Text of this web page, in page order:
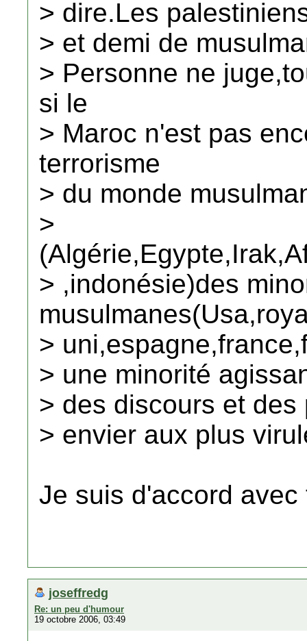
> dire.Les
> et demi de
> Personne ne
si le
> Maroc n'est pas
terrorisme
> du monde
>
> ,indonésie)des
>
> une minorité
> des discours et
> envier aux plus
Je suis d'accord avec
joseffredg
Re: un peu d'humour
19 octobre 2006, 03:49